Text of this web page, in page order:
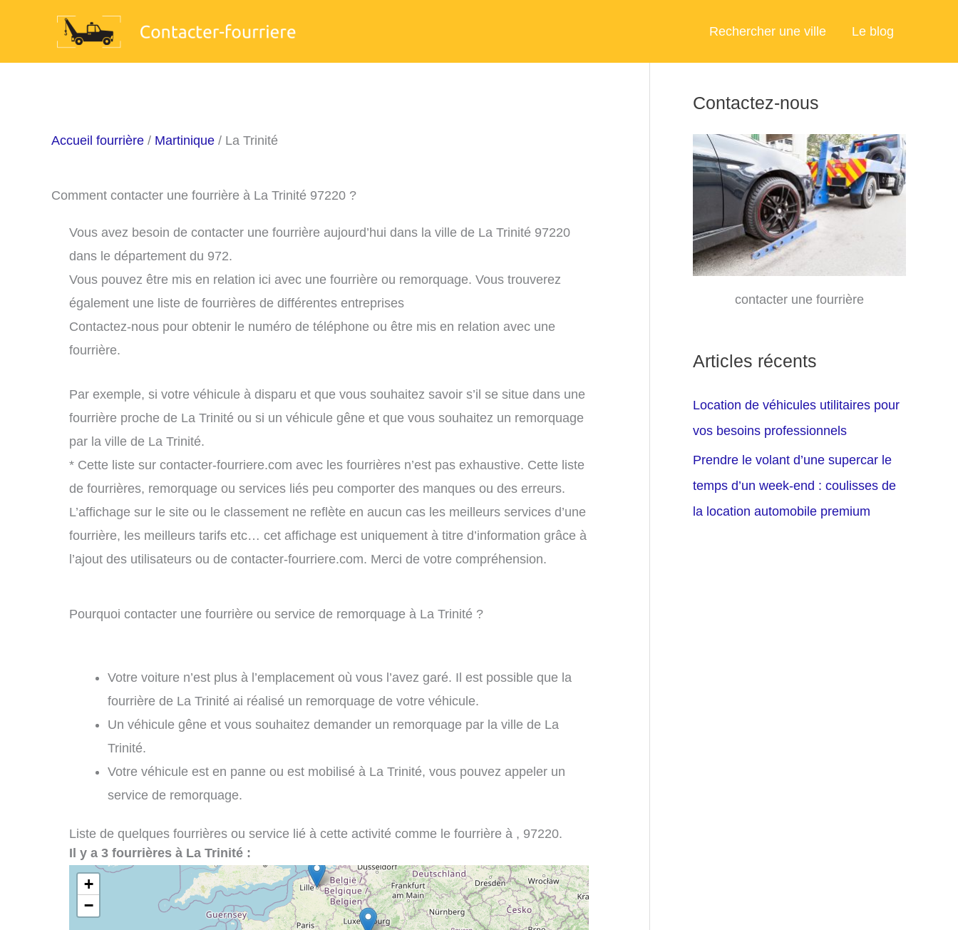
Rechercher une ville Le blog
Accueil fourrière / Martinique / La Trinité
Comment contacter une fourrière à La Trinité 97220 ?
Vous avez besoin de contacter une fourrière aujourd’hui dans la ville de La Trinité 97220
dans le département du 972.
Vous pouvez être mis en relation ici avec une fourrière ou remorquage. Vous trouverez
également une liste de fourrières de différentes entreprises
Contactez-nous pour obtenir le numéro de téléphone ou être mis en relation avec une
fourrière.
Par exemple, si votre véhicule à disparu et que vous souhaitez savoir s’il se situe dans une
fourrière proche de La Trinité ou si un véhicule gêne et que vous souhaitez un remorquage
par la ville de La Trinité.
* Cette liste sur contacter-fourriere.com avec les fourrières n’est pas exhaustive. Cette liste
de fourrières, remorquage ou services liés peu comporter des manques ou des erreurs.
L’affichage sur le site ou le classement ne reflète en aucun cas les meilleurs services d’une
fourrière, les meilleurs tarifs etc… cet affichage est uniquement à titre d’information grâce à
l’ajout des utilisateurs ou de contacter-fourriere.com. Merci de votre compréhension.
Pourquoi contacter une fourrière ou service de remorquage à La Trinité ?
Votre voiture n’est plus à l’emplacement où vous l’avez garé. Il est possible que la
fourrière de La Trinité ai réalisé un remorquage de votre véhicule.
Un véhicule gêne et vous souhaitez demander un remorquage par la ville de La
Trinité.
Votre véhicule est en panne ou est mobilisé à La Trinité, vous pouvez appeler un
service de remorquage.
Liste de quelques fourrières ou service lié à cette activité comme le fourrière à , 97220.
Il y a 3 fourrières à La Trinité :
+
−
Contactez-nous
contacter une fourrière
Articles récents
Location de véhicules utilitaires pour
vos besoins professionnels
Prendre le volant d’une supercar le
temps d’un week-end : coulisses de
la location automobile premium